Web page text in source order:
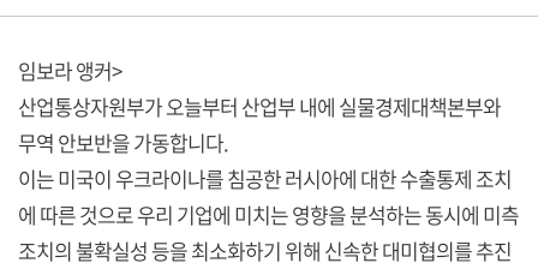
임보라 앵커>
산업통상자원부가 오늘부터 산업부 내에 실물경제대책본부와
무역 안보반을 가동합니다.
이는 미국이 우크라이나를 침공한 러시아에 대한 수출통제 조치
에 따른 것으로 우리 기업에 미치는 영향을 분석하는 동시에 미측
조치의 불확실성 등을 최소화하기 위해 신속한 대미협의를 추진